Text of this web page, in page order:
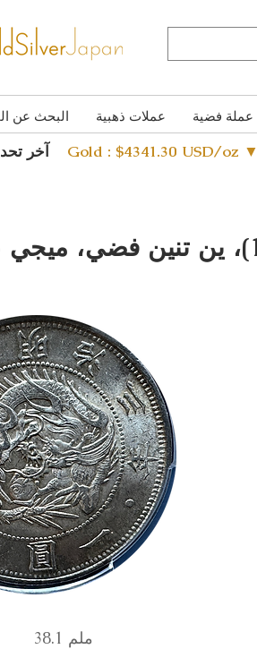
البحث عن عملات ذهبية عملة فضية
آخر
Gold : $4341.30 USD/oz ▼
38.1 ملم